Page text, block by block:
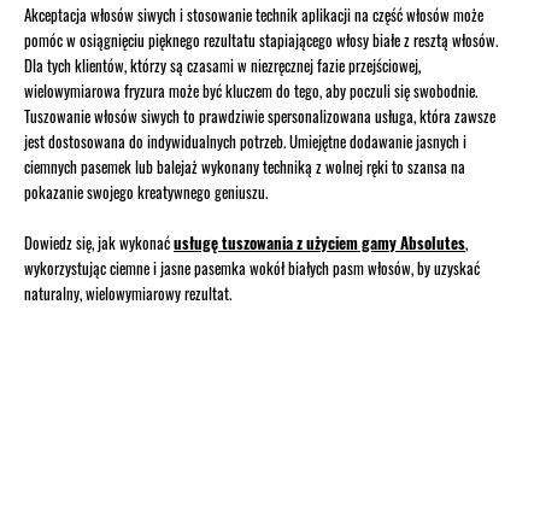
Akceptacja włosów siwych i stosowanie technik aplikacji na część włosów może
pomóc w osiągnięciu pięknego rezultatu stapiającego włosy białe z resztą włosów.
Dla tych klientów, którzy są czasami w niezręcznej fazie przejściowej,
wielowymiarowa fryzura może być kluczem do tego, aby poczuli się swobodnie.
Tuszowanie włosów siwych to prawdziwie spersonalizowana usługa, która zawsze
jest dostosowana do indywidualnych potrzeb. Umiejętne dodawanie jasnych i
ciemnych pasemek lub balejaż wykonany techniką z wolnej ręki to szansa na
pokazanie swojego kreatywnego geniuszu.
Dowiedz się, jak wykonaćusługę tuszowania z użyciem gamy Absolutes,
wykorzystując ciemne i jasne pasemka wokół białych pasm włosów, by uzyskać
naturalny, wielowymiarowy rezultat.